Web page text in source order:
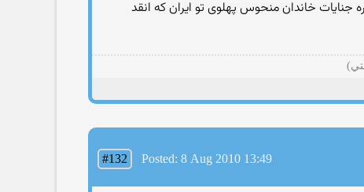
جنایات خاندان منحوس پهلوی تو ایران كه انقد
#132 Posted: 8 Aug 2010 13:49